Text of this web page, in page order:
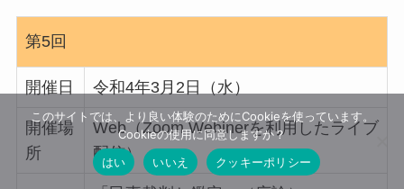
第5回
開催日 令和4年3月2日（水）
開催場
所
Web（Zoom Webinerを利用したライブ
配信）
このサイトでは、より良い体験のためにCookieを使っています。
Cookieの使用に同意しますか？
はい
いいえ クッキーポリシー